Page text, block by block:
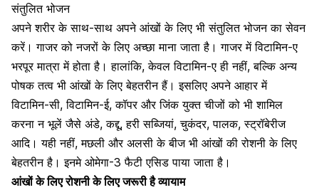
संतुलित भोजन
अपने शरीर के साथ-साथ अपने आंखों के लिए भी संतुलित भोजन का सेवन
करें। गाजर को नजरों के लिए अच्छा माना जाता है। गाजर में विटामिन-ए
भरपूर मात्रा में होता है। हालांकि, केवलविटामिन-ए ही नहीं, बल्कि अन्य
पोषक तत्व भी आंखों के लिए बेहतरीन हैं। इसलिए अपने आहार में
विटामिन-सी,विटामिन-ई, कॉपर औरजिंकयुक्त चीजों को भी शामिल
करना न भूलें जैसे अंडे,कद्दू, हरी सब्जियां,चुकंदर,पालक,स्ट्रॉबेरीज
आदि। यही नहीं, मछली और अलसी के बीज भी आंखों की रोशनी के लिए
बेहतरीन है। इनमे ओमेगा-3 फैटी एसिड पाया जाता है।
आंखों के लिए रोशनी के लिए जरूरी है व्यायाम